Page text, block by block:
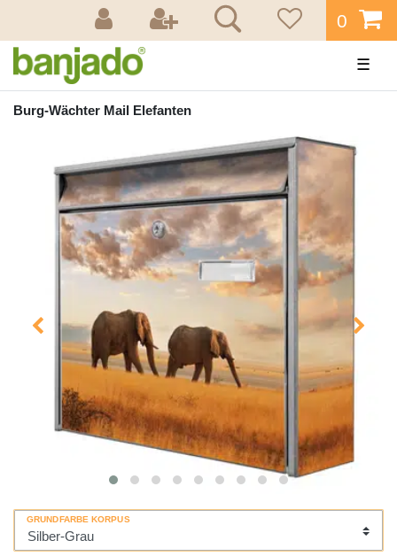
0
☰
Burg-Wächter Mail Elefanten
GRUNDFARBE KORPUS